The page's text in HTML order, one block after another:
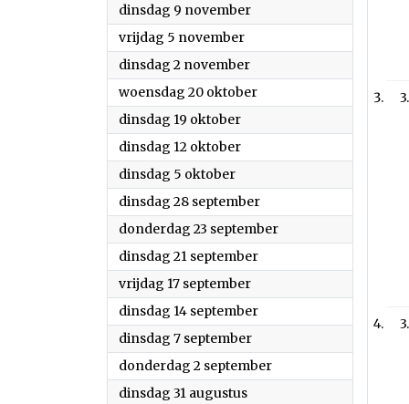
dinsdag 9 november2021
vrijdag 5 november2021
dinsdag 2 november2021
woensdag 20 oktober2021
dinsdag 19 oktober2021
dinsdag 12 oktober2021
dinsdag 5 oktober2021
dinsdag 28 september2021
donderdag 23 september2021
dinsdag 21 september2021
vrijdag 17 september2021
dinsdag 14 september2021
dinsdag 7 september2021
donderdag 2 september2021
dinsdag 31 augustus2021